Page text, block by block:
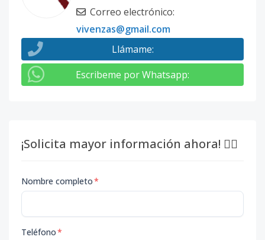
Correo electrónico:
vivenzas@gmail.com
Llámame:
Escribeme por Whatsapp:
¡Solicita mayor información ahora! 👇🏽
Nombre completo*
Teléfono*